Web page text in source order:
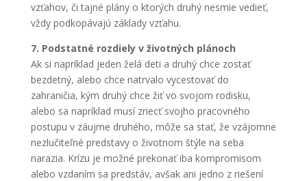
vzťahov, či tajné plány o ktorých druhý nesmie vedieť,
vždy podkopávajú základy vzťahu.
7. Podstatné rozdiely v životných plánoch
Ak si napríklad jeden želá deti a druhý chce zostať
bezdetný, alebo chce natrvalo vycestovať do
zahraničia, kým druhý chce žiť vo svojom rodisku,
alebo sa napríklad musí zriecť svojho pracovného
postupu v záujme druhého, môže sa stať, že vzájomne
nezlučiteľné predstavy o životnom štýle na seba
narazia. Krízu je možné prekonať iba kompromisom
alebo vzdaním sa predstáv, avšak ani jedno z riešení